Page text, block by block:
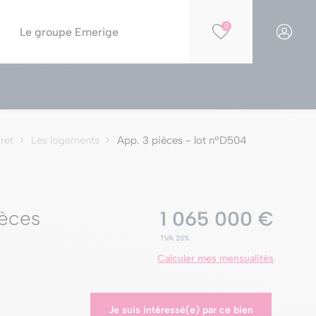
0
Nos résidences en construction
Simulation de capacité d'achat
Le groupe Emerige
Les logements App. 3 pièces - lot nºD504
1 065 000 €
TVA 20%
Calculer mes mensualités
Je suis intéressé(e) par ce bien